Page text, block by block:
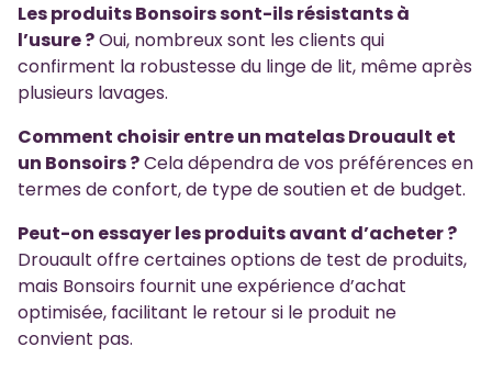
Les produits Bonsoirs sont-ils résistants à
l’usure ?Oui, nombreux sont les clients qui
confirment la robustesse du linge de lit, même après
plusieurs lavages.
Comment choisir entre un matelas Drouault et
un Bonsoirs ?Cela dépendra de vos préférences en
termes de confort, de type de soutien et de budget.
Peut-on essayer les produits avant d’acheter ?
Drouault offre certaines options de test de produits,
mais Bonsoirs fournit une expérience d’achat
optimisée, facilitant le retour si le produit ne
convient pas.